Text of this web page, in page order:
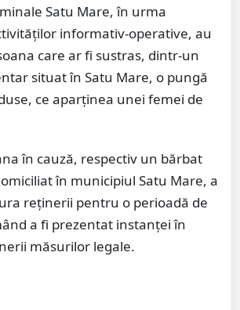
Satu Mare, în urma
informativ-operative, au
care ar fi sustras, dintr-un
situat în Satu Mare, o pungă
ce aparținea unei femei de
în cauză, respectiv un bărbat
în municipiul Satu Mare, a
reținerii pentru o perioadă de
a fi prezentat instanței în
măsurilor legale.